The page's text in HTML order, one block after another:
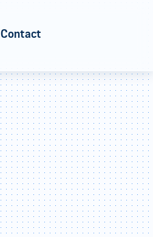
Contact